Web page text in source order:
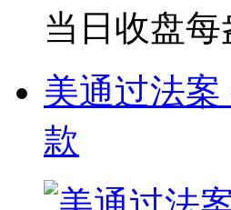
当日收盘每
美通过法
款